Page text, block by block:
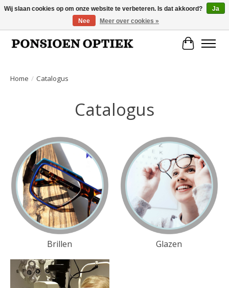
Openingstijden: dinsdag, donderdag, vrijdag, zaterdag van 10.00 t/m 17.00 uur
Home / Catalogus
Catalogus
Brillen Glazen
Wij slaan cookies op om onze website te verbeteren. Is dat akkoord?
Ja
Nee
Meer over cookies »